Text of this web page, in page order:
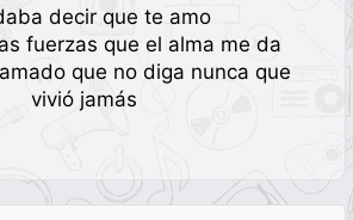
decir que te amo
fuerzas que el alma me da
que no diga nunca que
vivió jamás